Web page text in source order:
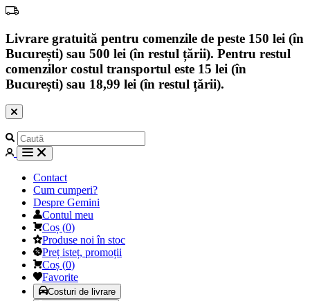
Livrare gratuită pentru comenzile de peste 150 lei (în
București) sau 500 lei (în restul țării). Pentru restul
comenzilor costul transportul este 15 lei (în
București) sau 18,99 lei (în restul țării).
Contact
Cum cumperi?
Despre Gemini
Contul meu
Coș (0)
Produse noi în stoc
Preț isteț, promoții
Coș (0)
Favorite
Costuri de livrare